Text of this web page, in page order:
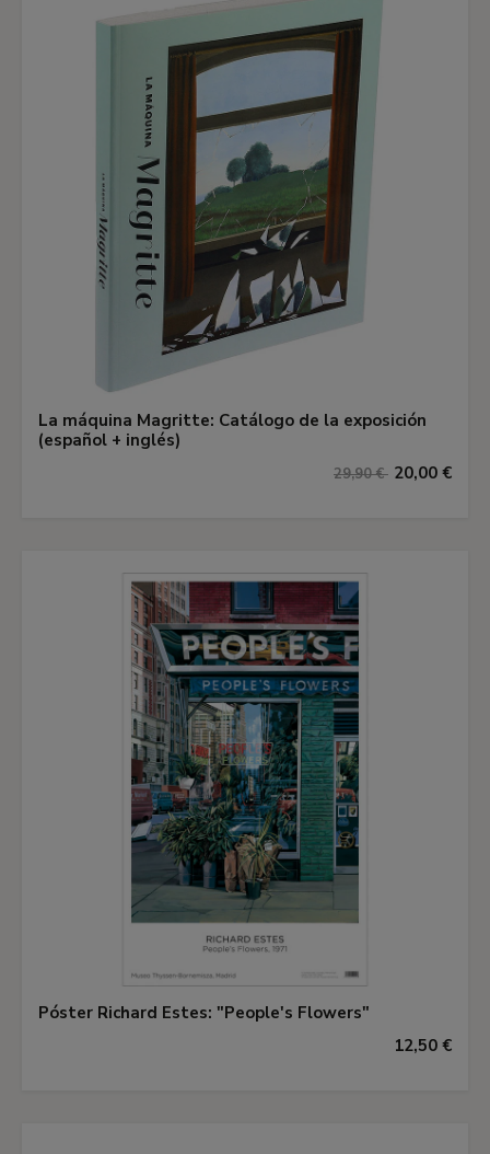
La máquina Magritte: Catálogo de la exposición
(español + inglés)
29,90 € 20,00 €
Póster Richard Estes: "People's Flowers"
12,50 €